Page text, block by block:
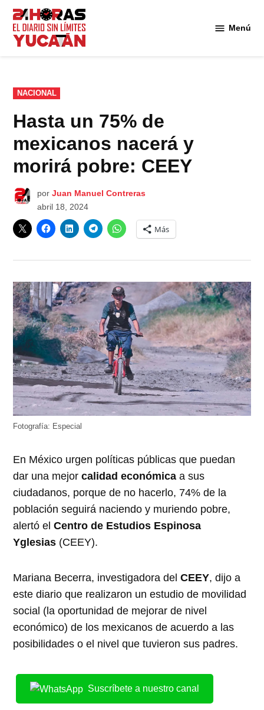
Saltar
contenido
Menú
PUBLICADO
EN
NACIONAL
Hasta un 75% de
mexicanos nacerá y
morirá pobre: CEEY
por Juan Manuel Contreras
abril 18, 2024
Más
Fotografía: Especial
En México urgen políticas públicas que puedan
dar una mejorcalidad económica a sus
ciudadanos, porque de no hacerlo, 74% de la
población seguirá naciendo y muriendo pobre,
alertó el Centro de Estudios Espinosa
Yglesias (CEEY).
Mariana Becerra, investigadora delCEEY, dijo a
este diario que realizaron un estudio de movilidad
social (la oportunidad de mejorar de nivel
económico) de los mexicanos de acuerdo a las
posibilidades o el nivel que tuvieron sus padres.
Suscríbete a nuestro canal